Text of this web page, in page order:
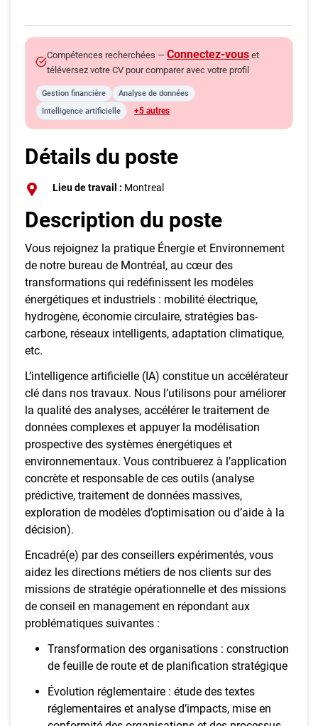
Compétences recherchées — Connectez-vous et
téléversez votre CV pour comparer avec votre profil
Gestion financière
Analyse de données
Intelligence artificielle
+5 autres
Détails du poste
Lieu de travail : Montreal
Description du poste
Vous rejoignez la pratique Énergie et Environnement
de notre bureau de Montréal, au cœur des
transformations qui redéfinissent les modèles
énergétiques et industriels : mobilité électrique,
hydrogène, économie circulaire, stratégies bas-
carbone, réseaux intelligents, adaptation climatique,
etc.
L’intelligence artificielle (IA) constitue un accélérateur
clé dans nos travaux. Nous l’utilisons pour améliorer
la qualité des analyses, accélérer le traitement de
données complexes et appuyer la modélisation
prospective des systèmes énergétiques et
environnementaux. Vous contribuerez à l’application
concrète et responsable de ces outils (analyse
prédictive, traitement de données massives,
exploration de modèles d’optimisation ou d’aide à la
décision).
Encadré(e) par des conseillers expérimentés, vous
aidez les directions métiers de nos clients sur des
missions de stratégie opérationnelle et des missions
de conseil en management en répondant aux
problématiques suivantes :
Transformation des organisations : construction
de feuille de route et de planification stratégique
Évolution réglementaire : étude des textes
réglementaires et analyse d’impacts, mise en